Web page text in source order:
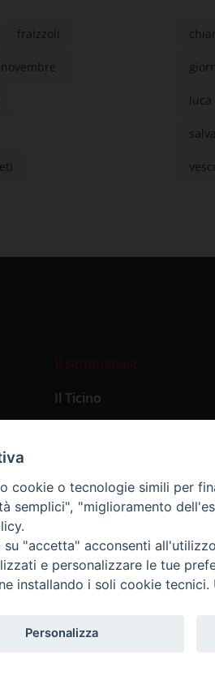
fraizzoli
luca
Il settimanale
Il Ticino
Abbonamenti
Pavia, Piazza Duomo 11 - tel.
cookie o tecnologie simili per
semplici", "miglioramento
su "accetta" acconsenti
e personalizzare le tue
installando i soli cookie
Personalizza